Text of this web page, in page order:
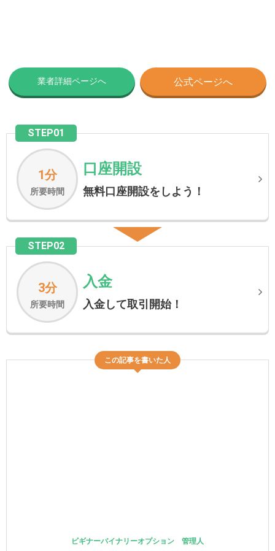
業者詳細ページへ 公式ページへ
STEP01
1分
所要時間
口座開設
無料口座開設をしよう！
STEP02
3分
所要時間
入金
入金して取引開始！
この記事を書いた人
ビギナーバイナリーオプション 管理人